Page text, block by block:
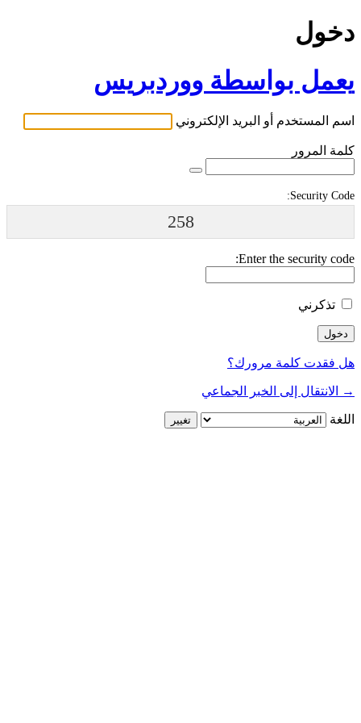
دخول
يعمل بواسطة ووردبريس
اسم المستخدم أو البريد الإلكتروني
كلمة المرور
Security Code:
258
Enter the security code:
تذكرني
هل فقدت كلمة مرورك؟
→ الانتقال إلى الخبر الجماعي
اللغة